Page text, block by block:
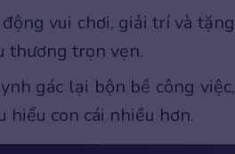
vui chơi, giải trí và tặng
thương trọn vẹn.
gác lại bộn bề công việc,
con cái nhiều hơn.